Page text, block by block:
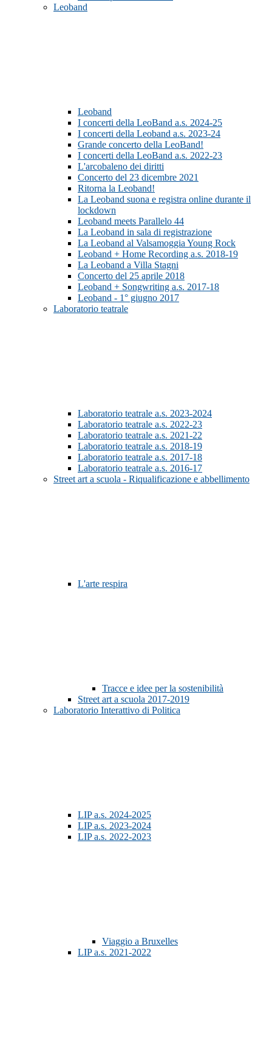
Leoband
Leoband
I concerti della LeoBand a.s. 2024-25
I concerti della Leoband a.s. 2023-24
Grande concerto della LeoBand!
I concerti della LeoBand a.s. 2022-23
L'arcobaleno dei diritti
Concerto del 23 dicembre 2021
Ritorna la Leoband!
La Leoband suona e registra online durante il
lockdown
Leoband meets Parallelo 44
La Leoband in sala di registrazione
La Leoband al Valsamoggia Young Rock
Leoband + Home Recording a.s. 2018-19
La Leoband a Villa Stagni
Concerto del 25 aprile 2018
Leoband + Songwriting a.s. 2017-18
Leoband - 1° giugno 2017
Laboratorio teatrale
Laboratorio teatrale a.s. 2023-2024
Laboratorio teatrale a.s. 2022-23
Laboratorio teatrale a.s. 2021-22
Laboratorio teatrale a.s. 2018-19
Laboratorio teatrale a.s. 2017-18
Laboratorio teatrale a.s. 2016-17
Street art a scuola - Riqualificazione e abbellimento
L'arte respira
Tracce e idee per la sostenibilità
Street art a scuola 2017-2019
Laboratorio Interattivo di Politica
LIP a.s. 2024-2025
LIP a.s. 2023-2024
LIP a.s. 2022-2023
Viaggio a Bruxelles
LIP a.s. 2021-2022